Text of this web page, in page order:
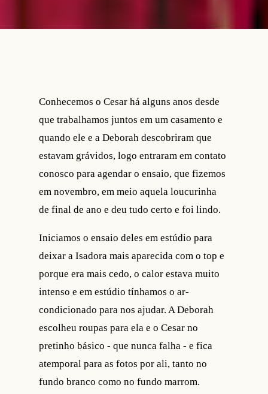
Conhecemos o Cesar há alguns anos desde
que trabalhamos juntos em um casamento e
quando ele e a Deborah descobriram que
estavam grávidos, logo entraram em contato
conosco para agendar o ensaio, que fizemos
em novembro, em meio aquela loucurinha
de final de ano e deu tudo certo e foi lindo.
Iniciamos o ensaio deles em estúdio para
deixar a Isadora mais aparecida com o top e
porque era mais cedo, o calor estava muito
intenso e em estúdio tínhamos o ar-
condicionado para nos ajudar. A Deborah
escolheu roupas para ela e o Cesar no
pretinho básico - que nunca falha - e fica
atemporal para as fotos por ali, tanto no
fundo branco como no fundo marrom.